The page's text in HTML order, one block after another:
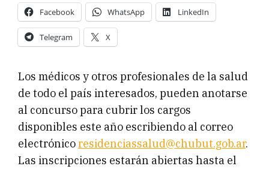
Facebook WhatsApp LinkedIn
Telegram X
Los médicos y otros profesionales de la salud
de todo el país interesados, pueden anotarse
al concurso para cubrir los cargos
disponibles este año escribiendo al correo
electrónicoresidenciassalud@chubut.gob.ar.
Las inscripciones estarán abiertas hasta el